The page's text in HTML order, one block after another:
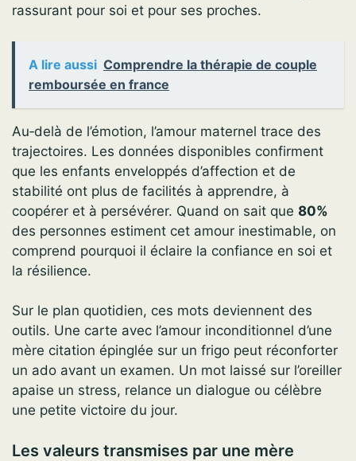
rassurant pour soi et pour ses proches.
A lire aussi Comprendre la thérapie de couple
remboursée en france
Au‑delà de l’émotion, l’amour maternel trace des
trajectoires. Les données disponibles confirment
que les enfants enveloppés d’affection et de
stabilité ont plus de facilités à apprendre, à
coopérer et à persévérer. Quand on sait que 80%
des personnes estiment cet amour inestimable, on
comprend pourquoi il éclaire la confiance en soi et
la résilience.
Sur le plan quotidien, ces mots deviennent des
outils. Une carte avec l’amour inconditionnel d’une
mère citation épinglée sur un frigo peut réconforter
un ado avant un examen. Un mot laissé sur l’oreiller
apaise un stress, relance un dialogue ou célèbre
une petite victoire du jour.
Les valeurs transmises par une mère